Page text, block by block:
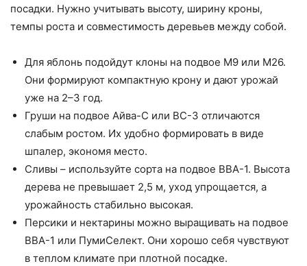
посадки. Нужно учитывать высоту, ширину кроны,
темпы роста и совместимость деревьев между собой.
Для яблонь подойдут клоны на подвое М9 или М26.
Они формируют компактную крону и дают урожай
уже на 2–3 год.
Груши на подвое Айва-С или ВС-3 отличаются
слабым ростом. Их удобно формировать в виде
шпалер, экономя место.
Сливы – используйте сорта на подвое ВВА-1. Высота
дерева не превышает 2,5 м, уход упрощается, а
урожайность стабильно высокая.
Персики и нектарины можно выращивать на подвое
ВВА-1 или ПумиСелект. Они хорошо себя чувствуют
в теплом климате при плотной посадке.